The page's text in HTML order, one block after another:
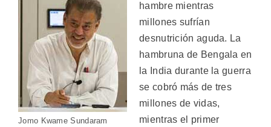
Jomo Kwame Sundaram
hambre mientras
millones sufrían
desnutrición aguda. La
hambruna de Bengala en
la India durante la guerra
se cobró más de tres
millones de vidas,
mientras el primer